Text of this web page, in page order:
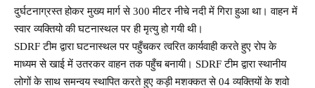
दुर्घटनाग्रस्त होकर मुख्य मार्ग से 300 मीटर नीचे नदी में गिरा हुआ था। वाहन में
स्वार व्यक्तियो की घटनास्थल पर ही मृत्यु हो गयी थी।
SDRF टीम द्वारा घटनास्थल पर पहुँचकर त्वरित कार्यवाही करते हुए रोप के
माध्यम से खाई में उतरकर वाहन तक पहुँच बनायी। SDRF टीम द्वारा स्थानीय
लोगों के साथ समन्वय स्थापित करते हुए कड़ी मशक्कत से 04 व्यक्तियों के शवो